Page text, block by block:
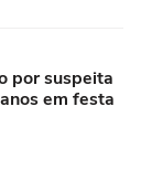
por suspeita
em festa